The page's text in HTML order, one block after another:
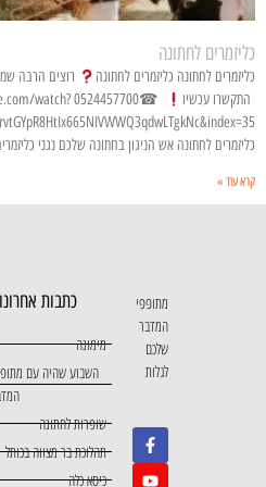
כליזמרים לחתונה
כליזמרים לחתונה כליזמרים לחתונה
רוצים הרבה
התקשרו עכשיו
watch?
כליזמרים לחתונה אש הניגון בחתונה שלכם נגני
קרא עוד »
מתופפי
המדבר
שלכם
לגלות
כתבות
מימונה
השבוע שהיה עם
שופרות לחתונה
תהלוכת בר מצווה בכותל
כיסא כלה